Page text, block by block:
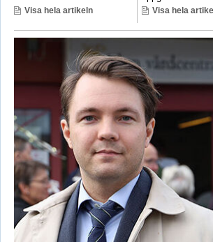
Visa hela artikeln Visa hela